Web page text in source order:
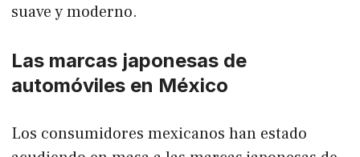
suave y moderno.
Las marcas japonesas de
automóviles en México
Los consumidores mexicanos han estado